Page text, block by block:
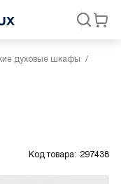
духовые шкафы
Код товара: 297438